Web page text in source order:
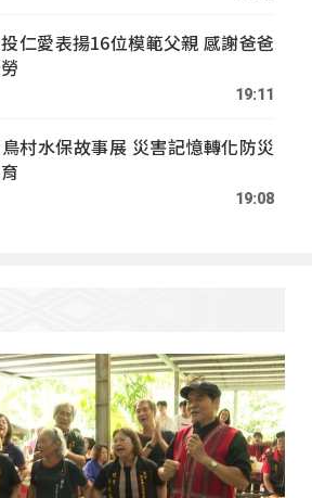
仁愛表揚16位模範父親 感謝爸爸
19:11
村水保故事展 災害記憶轉化防災
19:08